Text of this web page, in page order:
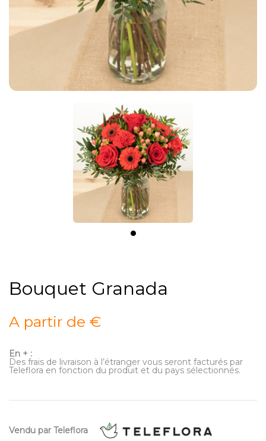
Bouquet Granada
A partir de €
En + :
Des frais de livraison à l’étranger vous seront facturés par
Teleflora en fonction du produit et du pays sélectionnés.
Vendu par Teleflora